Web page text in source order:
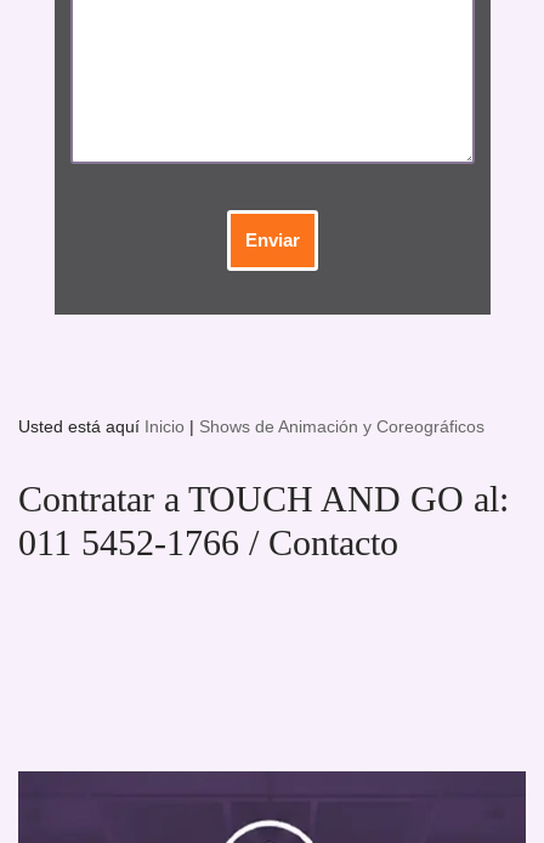
Usted está aquí Inicio | Shows de Animación y Coreográficos
Contratar a TOUCH AND GO al:
011 5452-1766 / Contacto